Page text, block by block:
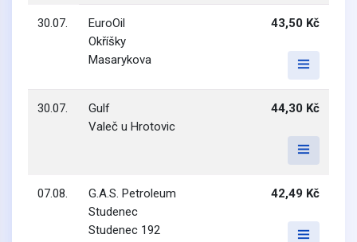
30.07.
EuroOil
Okříšky
Masarykova
43,50 Kč
30.07.
Gulf
Valeč u Hrotovic
44,30 Kč
07.08.
G.A.S. Petroleum
Studenec
Studenec 192
42,49 Kč